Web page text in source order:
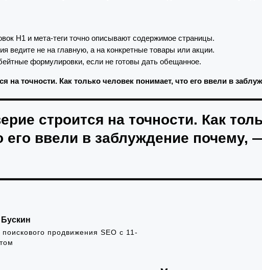
H1 и мета-теги точно описывают содержимое страницы.
ведите не на главную, а на конкретные товары или акции.
формулировки, если не готовы дать обещанное.
на точности. Как только человек понимает, что его ввели в
строится на точности. Как
его ввели в заблуждение почему,
продвижения SEO с 11-